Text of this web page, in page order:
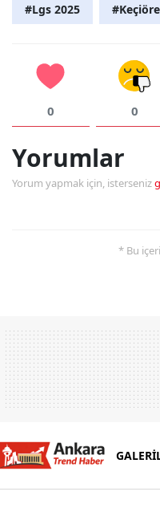
#Lgs 2025
0 0
Yorumlar
Yorum yapmak için, isterseniz
* Bu